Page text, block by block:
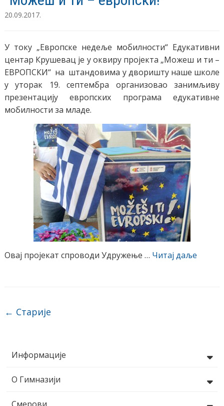
Информације
О Гимназији
20.09.2017.
У току „Европске недеље мобилности“ Едукативни
центар Крушевац је у оквиру пројекта „Можеш и ти –
ЕВРОПСКИ“ на штандовима у дворишту наше школе
у уторак 19. септембра организовао занимљиву
презентацију европских програма едукативне
мобилности за младе.
Овај пројекат спроводи Удружење … Читај даље
Post navigation
← Старије